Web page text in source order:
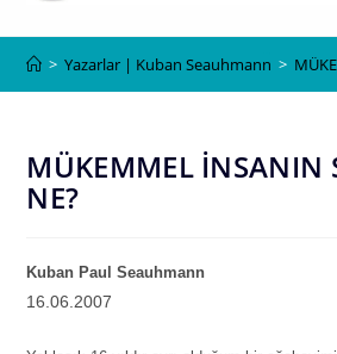
> Yazarlar | Kuban Seauhmann >
MÜKEMMEL İNSANIN
NE?
Kuban Paul Seauhmann
16.06.2007